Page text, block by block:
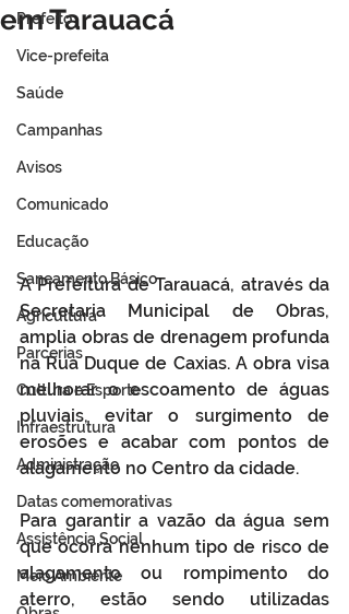
Prefeito
Vice-prefeita
Saúde
Campanhas
Avisos
Comunicado
Educação
Saneamento Básico
Agricultura
Parcerias
Cultura e Esporte
Infraestrutura
Administração
Datas comemorativas
Assistência Social
Meio Ambiente
em Tarauacá
A Prefeitura de Tarauacá, através da
Secretaria Municipal de Obras,
amplia obras de drenagem profunda
na Rua Duque de Caxias. A obra visa
melhorar o escoamento de águas
pluviais, evitar o surgimento de
erosões e acabar com pontos de
alagamento no Centro da cidade.
Para garantir a vazão da água sem
que ocorra nenhum tipo de risco de
alagamento ou rompimento do
aterro, estão sendo utilizadas